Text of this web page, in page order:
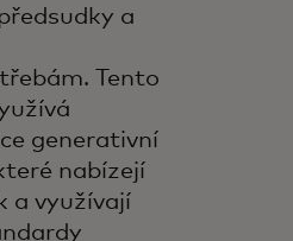
a
Tento
generativní
nabízejí
a využívají